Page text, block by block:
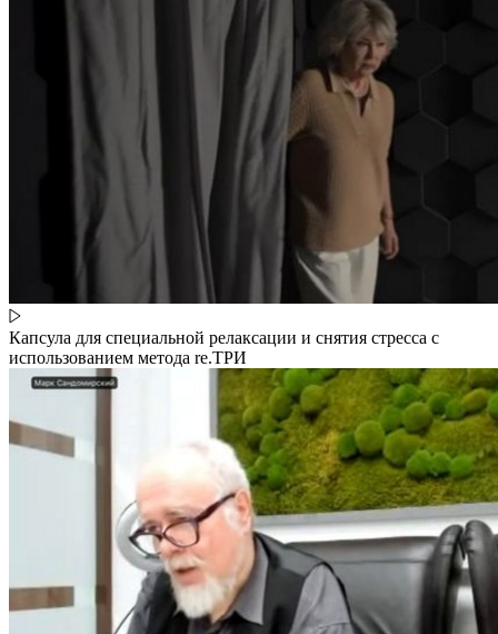
Капсула для специальной релаксации и снятия стресса с
использованием метода re.ТРИ